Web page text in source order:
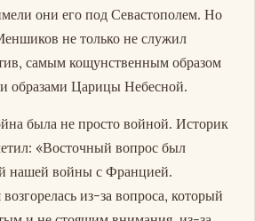
они его под Севастополем. Но
не только не служил
самым кощунственным образом
образами Царицы Небесной.
была не просто войной. Историк
«Восточный вопрос был
нашей войны с Францией.
из-за вопроса, который